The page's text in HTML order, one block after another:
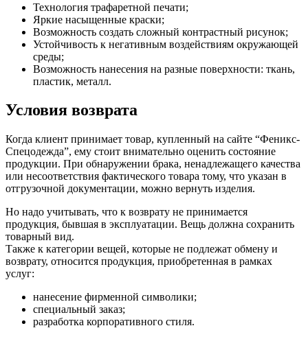
Технология трафаретной печати;
Яркие насыщенные краски;
Возможность создать сложный контрастный рисунок;
Устойчивость к негативным воздействиям окружающей
среды;
Возможность нанесения на разные поверхности: ткань,
пластик, металл.
Условия возврата
Когда клиент принимает товар, купленный на сайте “Феникс-
Спецодежда”, ему стоит внимательно оценить состояние
продукции. При обнаружении брака, ненадлежащего качества
или несоответствия фактического товара тому, что указан в
отгрузочной документации, можно вернуть изделия.
Но надо учитывать, что к возврату не принимается
продукция, бывшая в эксплуатации. Вещь должна сохранить
товарный вид.
Также к категории вещей, которые не подлежат обмену и
возврату, относится продукция, приобретенная в рамках
услуг:
нанесение фирменной символики;
специальный заказ;
разработка корпоративного стиля.